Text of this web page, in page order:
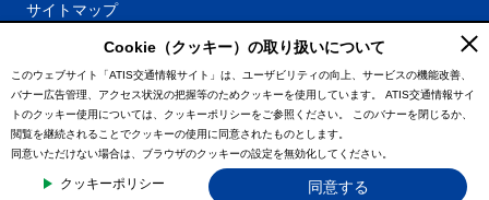
サイトマップ
プライバシーポリシー
利用規約
特定商取引法に基づく表記
情報の外部通信について
© ATIS Co.,Ltd. All Rights Reserved.
Cookie（クッキー）の取り扱いについて
このウェブサイト「ATIS交通情報サイト」は、ユーザビリティの向上、サービスの機能改善、
バナー広告管理、アクセス状況の把握等のためクッキーを使用しています。
ATIS交通情報サイ
トのクッキー使用については、クッキーポリシーをご参照ください。
このバナーを閉じるか、
閲覧を継続されることでクッキーの使用に同意されたものとします。
同意いただけない場合は、ブラウザのクッキーの設定を無効化してください。
クッキーポリシー 同意する